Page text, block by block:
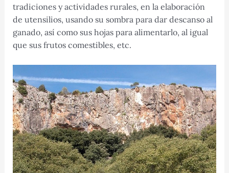
tradiciones y actividades rurales, en la elaboración
de utensilios, usando su sombra para dar descanso al
ganado, así como sus hojas para alimentarlo, al igual
que sus frutos comestibles, etc.